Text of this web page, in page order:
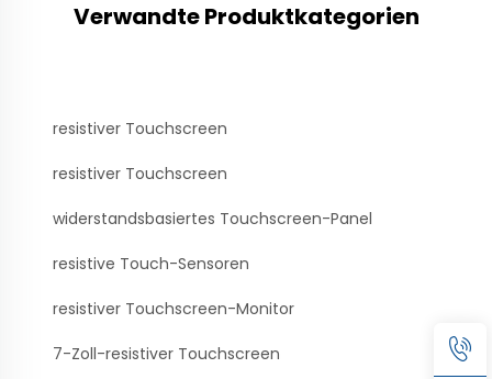
Verwandte Produktkategorien
resistiver Touchscreen
resistiver Touchscreen
widerstandsbasiertes Touchscreen-Panel
resistive Touch-Sensoren
resistiver Touchscreen-Monitor
7-Zoll-resistiver Touchscreen